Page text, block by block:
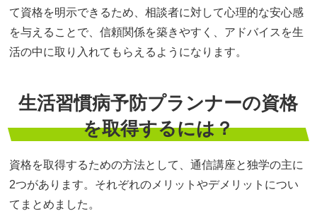
て資格を明示できるため、相談者に対して心理的な安心感
を与えることで、信頼関係を築きやすく、アドバイスを生
活の中に取り入れてもらえるようになります。
生活習慣病予防プランナーの資格
を取得するには？
資格を取得するための方法として、通信講座と独学の主に
2つがあります。それぞれのメリットやデメリットについ
てまとめました。